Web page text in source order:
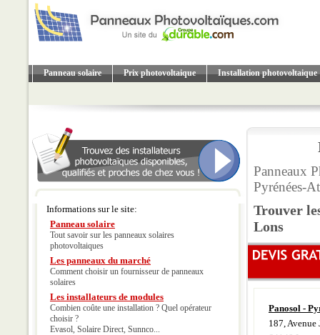
Panneau solaire Prix photovoltaique Installation photovoltaique
Informations sur le site:
Panneau solaire
Tout savoir sur les panneaux solaires
photovoltaiques
Les panneaux du marché
Comment choisir un fournisseur de panneaux
solaires
Les installateurs de modules
Combien coûte une installation ? Quel opérateur
choisir ?
Evasol, Solaire Direct, Sunnco...
Panneaux
Pyrénées-
Trouver
Lons
Panosol -
187, Avenue